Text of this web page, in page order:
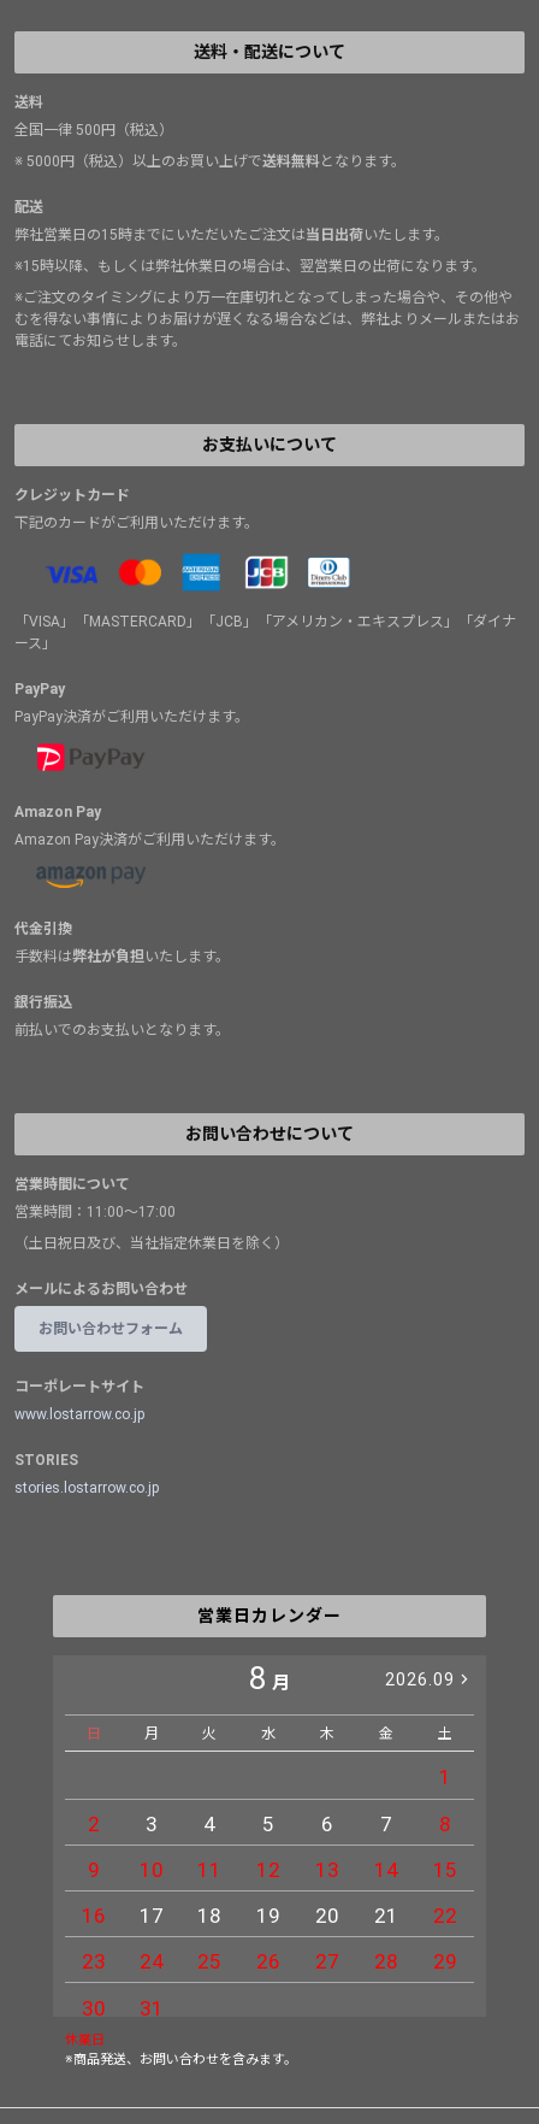
送料・配送について
送料
全国一律 500円（税込）
※ 5000円（税込）以上のお買い上げで送料無料となります。
配送
弊社営業日の15時までにいただいたご注文は当日出荷いたします。
※15時以降、もしくは弊社休業日の場合は、翌営業日の出荷になります。
※ご注文のタイミングにより万一在庫切れとなってしまった場合や、その他や
むを得ない事情によりお届けが遅くなる場合などは、弊社よりメールまたはお
電話にてお知らせします。
お支払いについて
クレジットカード
下記のカードがご利用いただけます。
「VISA」「MASTERCARD」「JCB」「アメリカン・エキスプレス」「ダイナ
ース」
PayPay
PayPay決済がご利用いただけます。
Amazon Pay
Amazon Pay決済がご利用いただけます。
代金引換
手数料は弊社が負担 いたします。
銀行振込
前払いでのお支払いとなります。
お問い合わせについて
営業時間について
営業時間：11:00～17:00
（土日祝日及び、当社指定休業日を除く）
メールによるお問い合わせ
お問い合わせフォーム
コーポレートサイト
www.lostarrow.co.jp
STORIES
stories.lostarrow.co.jp
営業日カレンダー
8 月 2026.09
日 月 火 水 木 金 土
1
2
3 4 5 6 7
8
9
10 11 12 13 14
15
16
17 18 19 20 21
22
23
24 25 26 27 28
29
30
31
休業日
※商品発送、お問い合わせを含みます。